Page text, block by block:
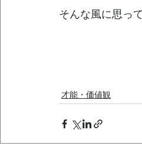
そんな風に思っ
才能・価値観